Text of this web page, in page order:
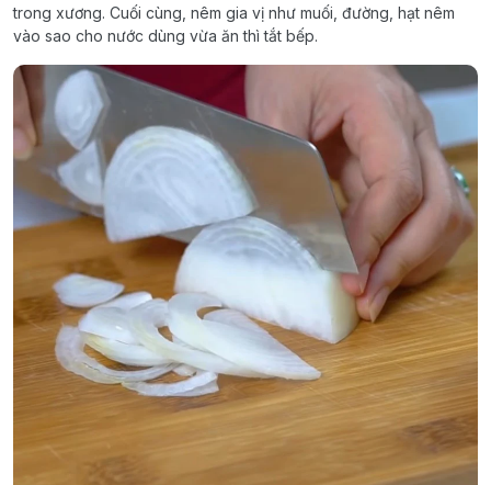
trong xương. Cuối cùng, nêm gia vị như muối, đường, hạt nêm
vào sao cho nước dùng vừa ăn thì tắt bếp.